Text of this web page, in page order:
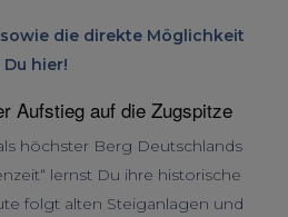
die direkte Möglichkeit
hier!
Aufstieg auf die Zugspitze
höchster Berg Deutschlands
lernst Du ihre historische
folgt alten Steiganlagen und